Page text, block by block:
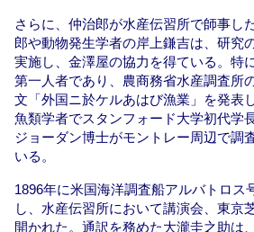
さらに、仲治郎が水産伝習所で師事し
郎や動物発生学者の岸上鎌吉は、研究
実施し、金澤屋の協力を得ている。特
第一人者であり、農商務省水産調査所
文「外国ニ於ケルあはび漁業」を発表
魚類学者でスタンフォード大学初代学
ジョーダン博士がモントレー周辺で調
いる。
1896年に米国海洋調査船アルバトロス
し、水産伝習所において講演会、東京
開かれた。通訳を務めた大瀧圭之助は